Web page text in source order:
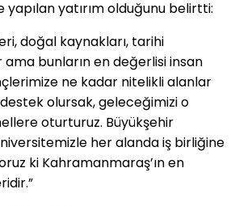
yapılan yatırım olduğunu belirtti:
doğal kaynakları, tarihi
bunların en değerlisi insan
ne kadar nitelikli alanlar
olursak, geleceğimizi o
oturturuz. Büyükşehir
her alanda iş birliğine
ki Kahramanmaraş’ın en